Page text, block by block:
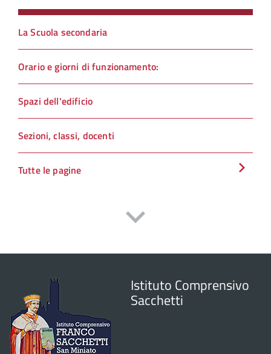
La Scuola secondaria
Orario e giorni di funzionamento:
Spazi dell'edificio
Sezioni, classi, docenti
Tutte le pagine
Istituto Comprensivo
Sacchetti